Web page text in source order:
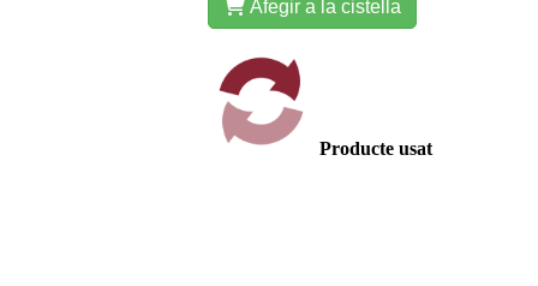
Afegir a la cistella
Producte usat